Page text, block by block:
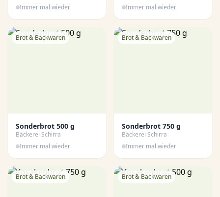
Immer mal wieder
Immer mal wieder
Brot & Backwaren
Sonderbrot 500 g
Bäckerei Schirra
Immer mal wieder
Brot & Backwaren
Sonderbrot 750 g
Bäckerei Schirra
Immer mal wieder
Brot & Backwaren Brot & Backwaren